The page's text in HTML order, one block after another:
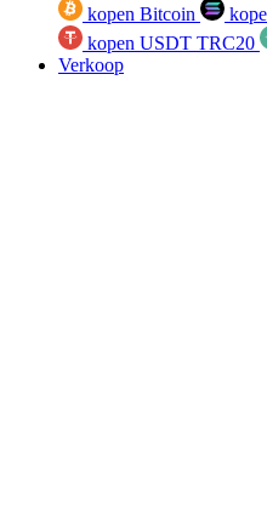
kopen Bitcoin
kopen USDT TRC20
Verkoop